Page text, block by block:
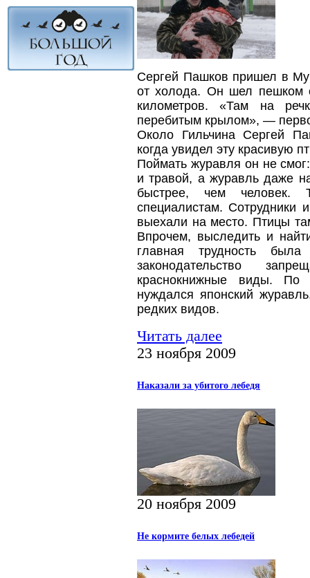
Сергей Пашков пришел в
от холода. Он шел пешком
километров. «Там на
перебитым крылом», —
Около Гильчина Сергей
когда увидел эту красивую
Поймать журавля он не
и травой, а журавль даже
быстрее, чем
специалистам. Сотрудники
выехали на место. Птицы
Впрочем, выследить и
главная трудность
законодательство
краснокнижные виды.
нуждался японский
редких видов.
Читать далее
23 ноября 2009
Наказали за убитого лебедя
20 ноября 2009
Не кормите белых лебедей